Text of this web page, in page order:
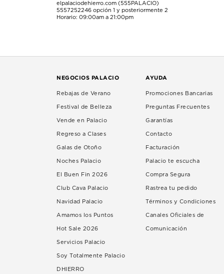
elpalaciodehierro.com (555PALACIO)
5557252246 opción 1 y posteriormente 2
Horario: 09:00am a 21:00pm
NEGOCIOS PALACIO
Rebajas de Verano
Festival de Belleza
Vende en Palacio
Regreso a Clases
Galas de Otoño
Noches Palacio
El Buen Fin 2026
Club Cava Palacio
Navidad Palacio
Amamos los Puntos
Hot Sale 2026
Servicios Palacio
Soy Totalmente Palacio
DHIERRO
AYUDA
Promociones Bancarias
Preguntas Frecuentes
Garantías
Contacto
Facturación
Palacio te escucha
Compra Segura
Rastrea tu pedido
Términos y Condiciones
Canales Oficiales de
Comunicación